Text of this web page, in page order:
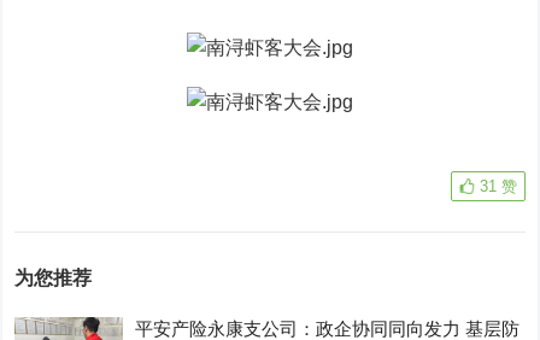
31 赞
为您推荐
平安产险永康支公司：政企协同同向发力 基层防